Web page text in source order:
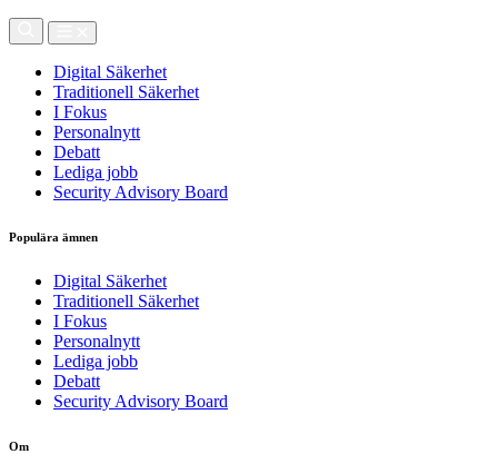
Digital Säkerhet
Traditionell Säkerhet
I Fokus
Personalnytt
Debatt
Lediga jobb
Security Advisory Board
Populära ämnen
Digital Säkerhet
Traditionell Säkerhet
I Fokus
Personalnytt
Lediga jobb
Debatt
Security Advisory Board
Om